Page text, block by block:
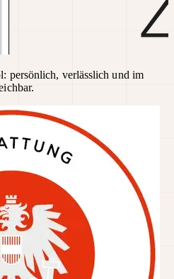
persönlich, verlässlich und im